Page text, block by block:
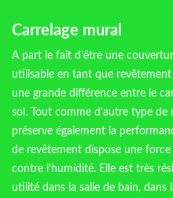
Carrelage mural
A part le fait d’être une
utilisable en tant que
une grande différence entre le
sol. Tout comme d’autre type
préserve également la
de revêtement dispose une
contre l’humidité. Elle est très
utilité dans la salle de bain, dans